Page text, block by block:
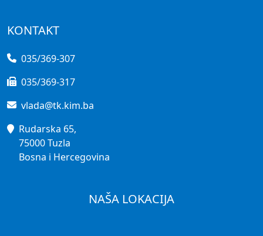
KONTAKT
035/369-307
035/369-317
vlada@tk.kim.ba
Rudarska 65,
75000 Tuzla
Bosna i Hercegovina
NAŠA LOKACIJA